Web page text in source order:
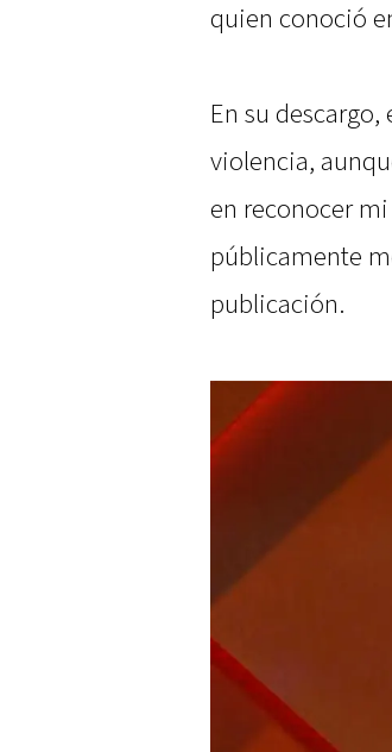
quien conoció
En su
violencia,
en reconocer
públicamente
publicación.